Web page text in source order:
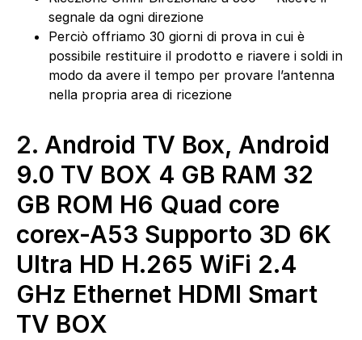
segnale da ogni direzione
Perciò offriamo 30 giorni di prova in cui è
possibile restituire il prodotto e riavere i soldi in
modo da avere il tempo per provare l’antenna
nella propria area di ricezione
2. Android TV Box, Android
9.0 TV BOX 4 GB RAM 32
GB ROM H6 Quad core
corex-A53 Supporto 3D 6K
Ultra HD H.265 WiFi 2.4
GHz Ethernet HDMI Smart
TV BOX